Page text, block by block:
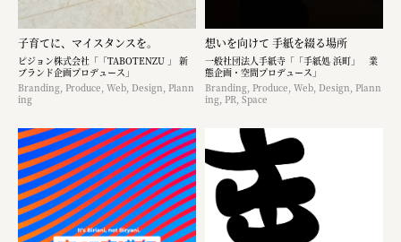
子育てに、マイスタンスを。
ピジョン株式会社「「TABOTENZU 」 新
ブランド企画プロデュース」
Branding, Produce, Web, Design, Plann
ing
想いを向けて 手紙を綴る場所
一般社団法人手紙寺「「手紙処 浜町」 業
態企画・空間プロデュース」
Branding, Produce, Web, Design, Plann
ing, PR, Space